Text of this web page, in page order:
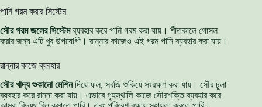
পানি গরম করার সিস্টেম
সৌর গরম জলের সিস্টেমব্যবহার করে পানি গরম করা যায়। শীতকালে গোসল
করার জন্য এটি খুব উপযোগী। রান্নার কাজেও এই গরম পানি ব্যবহার করা যায়।
রান্নার কাজে ব্যবহার
সৌর খাদ্য শুকানো মেশিনদিয়ে ফল, সবজি শুকিয়ে সংরক্ষণ করা যায়। সৌর চুলা
ব্যবহার করে রান্না করা যায়। এভাবে গৃহস্থালি কাজে সৌরশক্তি ব্যবহার করে